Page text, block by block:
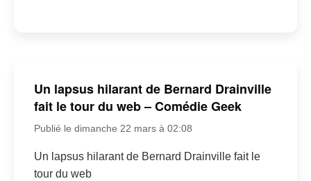
Un lapsus hilarant de Bernard Drainville
fait le tour du web – Comédie Geek
Publié le dimanche 22 mars à 02:08
Un lapsus hilarant de Bernard Drainville fait le
tour du web